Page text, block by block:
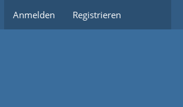
Anmelden Registrieren